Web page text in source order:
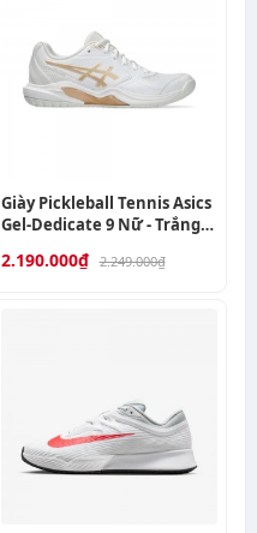
Giày Pickleball Tennis Asics
Gel-Dedicate 9 Nữ - Trắng
2.190.000₫ 2.249.000₫